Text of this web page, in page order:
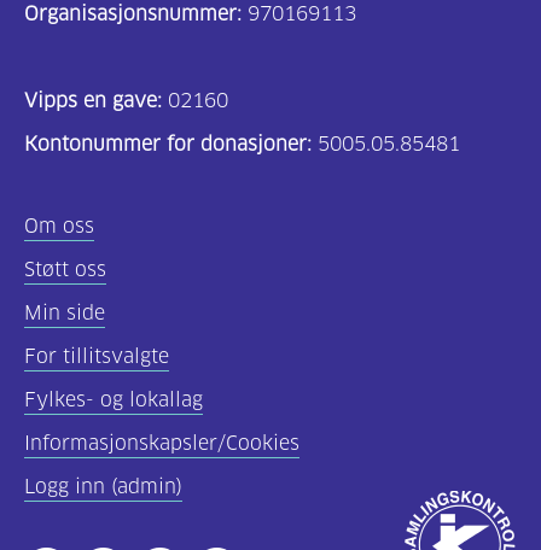
Organisasjonsnummer: 970169113
Vipps en gave: 02160
Kontonummer for donasjoner: 5005.05.85481
Om oss
Støtt oss
Min side
For tillitsvalgte
Fylkes- og lokallag
Informasjonskapsler/Cookies
Logg inn (admin)
Godkjent